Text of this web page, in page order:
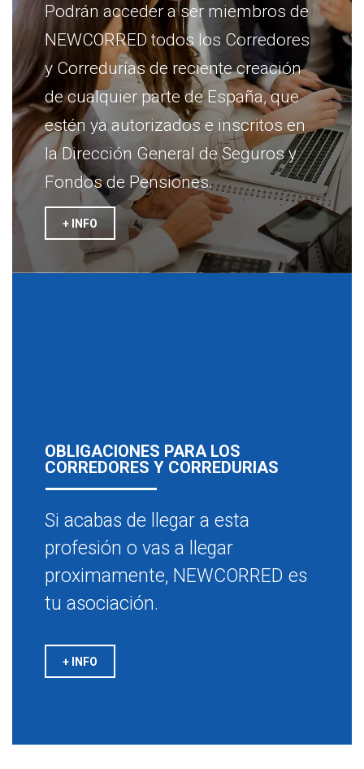
Podrán acceder a ser miembros de
NEWCORRED todos los Corredores
y Corredurías de reciente creación
de cualquier parte de España, que
estén ya autorizados e inscritos en
la Dirección General de Seguros y
Fondos de Pensiones.
+ INFO
OBLIGACIONES PARA LOS
CORREDORES Y CORREDURIAS
Si acabas de llegar a esta
profesión o vas a llegar
proximamente, NEWCORRED es
tu asociación.
+ INFO